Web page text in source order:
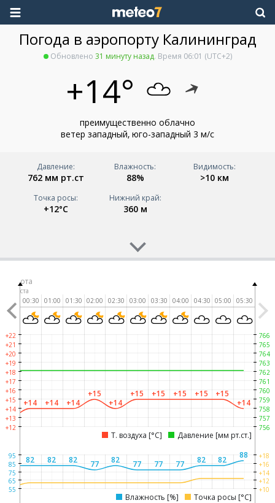
Погода в аэропорту Калининград
Обновлено 31 минуту назад. Время 06:01 (UTC+2)
+14°
преимущественно облачно
ветер западный, юго-западный 3 м/с
Давление:
762 мм рт.ст
Влажность:
88%
Видимость:
>10 км
Точка росы:
+12°C
Нижний край:
360 м
Суббота
8 августа
00:00
00:30 01:00 01:30 02:00 02:30 03:00 03:30 04:00 04:30 05:00 05:30
+13
+14 +14 +14
+15
+14
+15 +15 +15 +15
+15
+14
82 82 82 82 77 82 77 77 77 82 82 88
766
765
764
763
762
761
760
759
758
757
756
+22
+21
+20
+19
+18
+17
+16
+15
+14
+13
+12
Давление [мм рт.ст.]
Т. воздуха [°C]
+18
+16
+14
+12
+10
95
85
75
65
55
Точка росы [°C]
Влажность [%]